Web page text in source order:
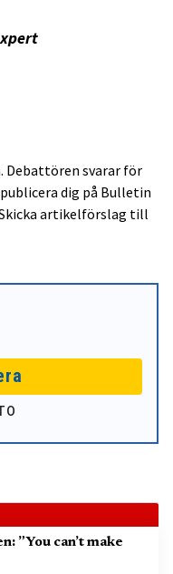
svarar för
dig på Bulletin
artikelförslag till
”You can’t make